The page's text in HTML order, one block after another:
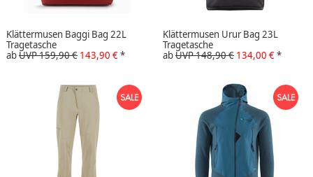
Klättermusen Baggi Bag 22L
Tragetasche
abUVP 159,90 € 143,90 €*
Klättermusen Urur Bag 23L
Tragetasche
abUVP 148,90 € 134,00 €*